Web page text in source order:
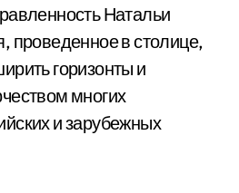
Натальи
проведенное в столице,
горизонты и
многих
и зарубежных